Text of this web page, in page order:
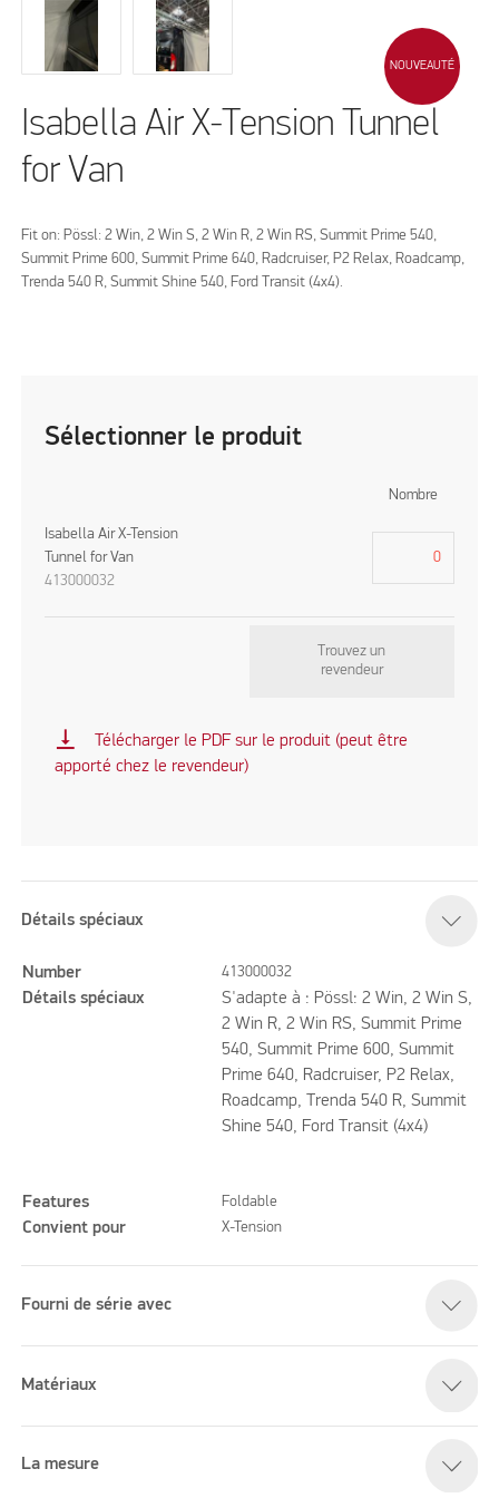
NOUVEAUTÉ
Isabella Air X-Tension Tunnel
for Van
Fit on: Pössl: 2 Win, 2 Win S, 2 Win R, 2 Win RS, Summit Prime 540,
Summit Prime 600, Summit Prime 640, Radcruiser, P2 Relax, Roadcamp,
Trenda 540 R, Summit Shine 540, Ford Transit (4x4).
Sélectionner le produit
Nombre
Isabella Air X-Tension
Tunnel for Van
413000032
Trouvez un
revendeur
vertical_align_bottom
Télécharger le PDF sur le produit (peut être
apporté chez le revendeur)
Détails spéciaux
Number 413000032
Détails spéciaux
S'adapte à : Pössl: 2 Win, 2 Win S,
2 Win R, 2 Win RS, Summit Prime
540, Summit Prime 600, Summit
Prime 640, Radcruiser, P2 Relax,
Roadcamp, Trenda 540 R, Summit
Shine 540, Ford Transit (4x4)
Features Foldable
Convient pour X-Tension
Fourni de série avec
Matériaux
La mesure